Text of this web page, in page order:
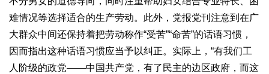
难情况等选择适合的生产劳动。此外，党报党刊注意到在广
大群众中间还保持着把劳动称作“受苦”“命苦”的话语习惯，
因而指出这种话语习惯应当予以纠正。实际上，“有我们工
人阶级的政党——中国共产党，有了民主的边区政府，而这